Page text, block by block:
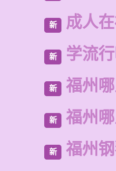
新 成人
新 学流
新 福州
新 福州
新 福州